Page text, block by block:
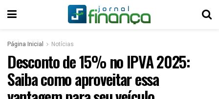
Página Inicial Notícias
Desconto de 15% no IPVA 2025:
Saiba como aproveitar essa